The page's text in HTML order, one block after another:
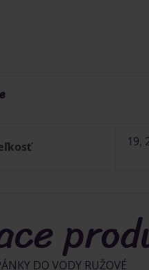
19,